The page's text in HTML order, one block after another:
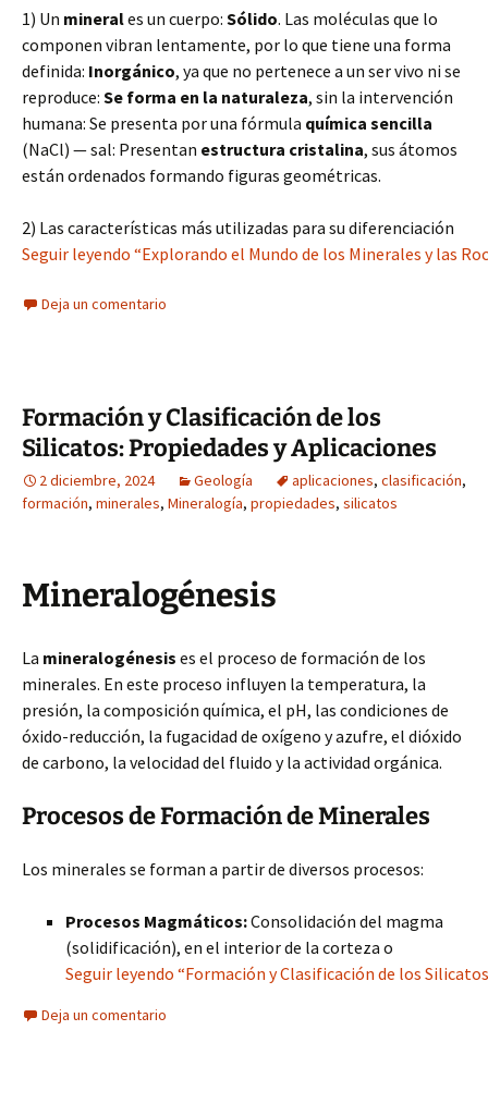
1) Un minerales un cuerpo: Sólido. Las moléculas que lo
componen vibran lentamente, por lo que tiene una forma
definida: Inorgánico, ya que no pertenece a un ser vivo ni se
reproduce: Se forma en la naturaleza, sin la intervención
humana: Se presenta por una fórmula química sencilla
(NaCl) — sal: Presentan estructura cristalina, sus átomos
están ordenados formando figuras geométricas.
2) Las características más utilizadas para su diferenciación
Seguir leyendo “Explorando el Mundo de los Minerales y las
Deja un comentario
Formación y Clasificación de los
Silicatos: Propiedades y Aplicaciones
2 diciembre, 2024 Geología aplicaciones, clasificación,
formación, minerales, Mineralogía, propiedades, silicatos
Mineralogénesis
La mineralogénesis es el proceso de formación de los
minerales. En este proceso influyen la temperatura, la
presión, la composición química, el pH, las condiciones de
óxido-reducción, la fugacidad de oxígeno y azufre, el dióxido
de carbono, la velocidad del fluido y la actividad orgánica.
Procesos de Formación de Minerales
Los minerales se forman a partir de diversos procesos:
Procesos Magmáticos:Consolidación del magma
(solidificación), en el interior de la corteza o
Seguir leyendo “Formación y Clasificación de los
Deja un comentario